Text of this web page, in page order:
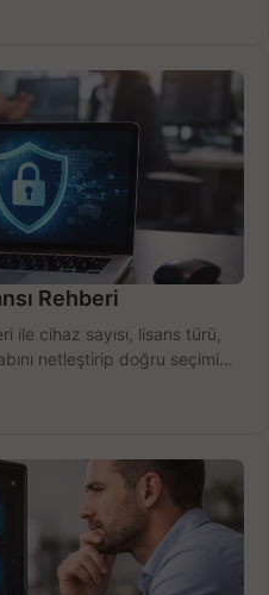
Rehberi
ile cihaz sayısı, lisans türü,
netleştirip doğru seçimi